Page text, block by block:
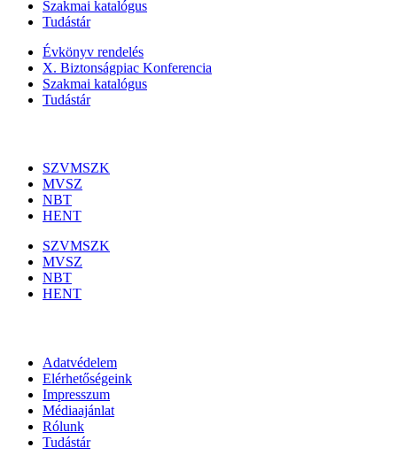
Szakmai katalógus
Tudástár
Évkönyv rendelés
X. Biztonságpiac Konferencia
Szakmai katalógus
Tudástár
SZVMSZK
MVSZ
NBT
HENT
SZVMSZK
MVSZ
NBT
HENT
Adatvédelem
Elérhetőségeink
Impresszum
Médiaajánlat
Rólunk
Tudástár